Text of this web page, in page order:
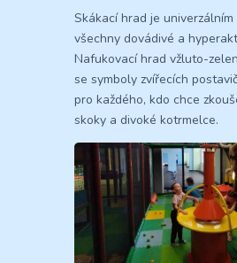
Skákací hrad je
všechny dovádivé a
Nafukovací hrad vžluto-
se symboly zvířecích
pro každého, kdo chce
skoky a divoké kotrmelce.